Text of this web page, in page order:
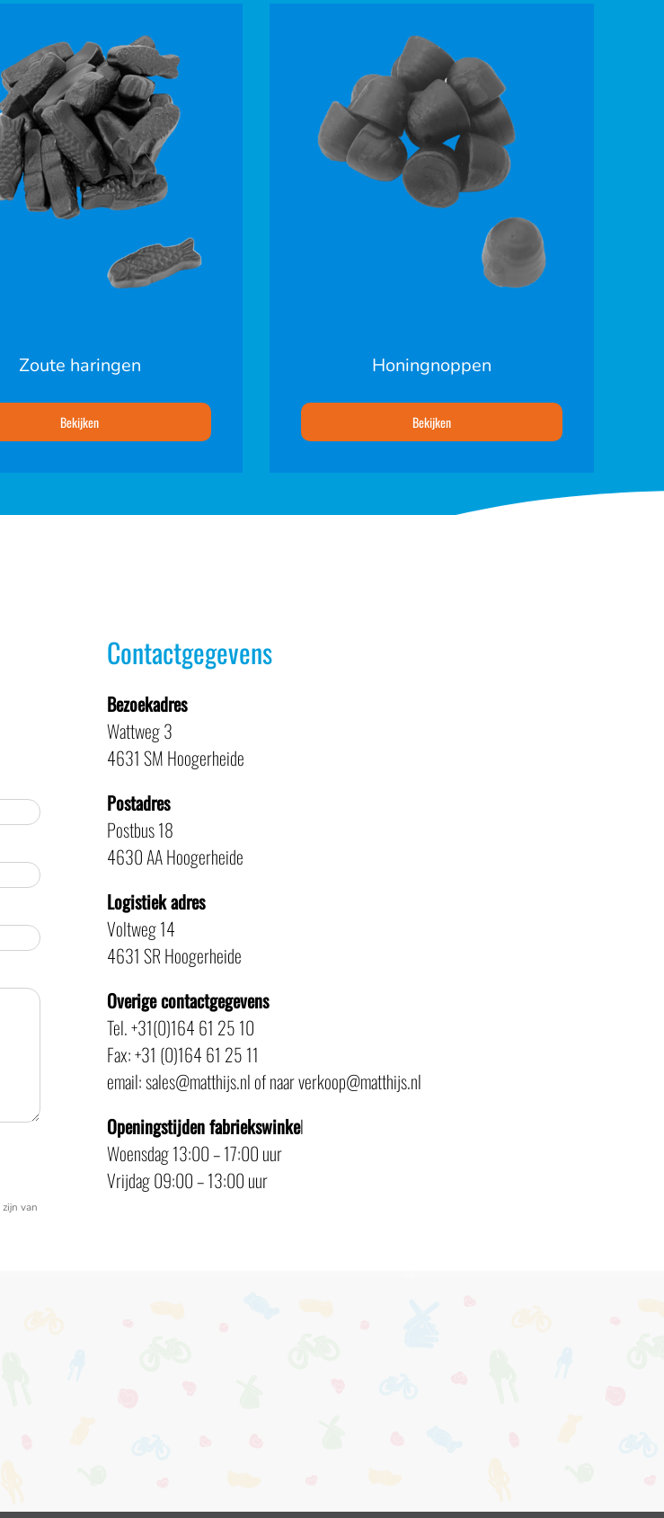
Zoute haringen
Bekijken
Honingnoppen
Bekijken
zijn van
Contactgegevens
Bezoekadres
Wattweg 3
4631 SM Hoogerheide
Postadres
Postbus 18
4630 AA Hoogerheide
Logistiek adres
Voltweg 14
4631 SR Hoogerheide
Overige contactgegevens
Tel. +31(0)164 61 25 10
Fax: +31 (0)164 61 25 11
email: sales@matthijs.nl of naar verkoop@matthijs.nl
Openingstijden fabriekswinkel
Woensdag 13:00 – 17:00 uur
Vrijdag 09:00 – 13:00 uur